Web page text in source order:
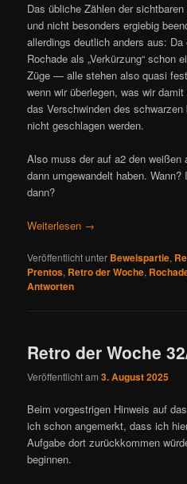
Das übliche Zählen der
und nicht besonders ergiebig
allerdings deutlich anders aus: Da
Rochade als „Verkürzung“ schon
Züge — alle stehen also quasi
wenn wir überlegen, was wir damit
das Verschwinden des
nicht geschlagen werden.
Also muss der auf a2 den weißen
dann umgewandelt haben.
dann?
Weiterlesen →
Veröffentlicht unter Beweispartie,
Prentos, Retro der Woche,
Antworten
Retro der Woche
Veröffentlicht am3. August 2025
Beim vorgestrigen Hinweis auf das
ich schon angemerkt, dass ich
Aufgabe dort zurückkommen
beginnen.